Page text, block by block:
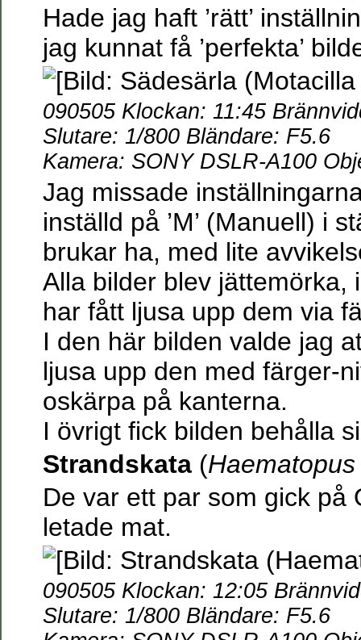
Hade jag haft ’rätt’
jag kunnat få ’perfekta’
090505 Klockan: 11:45
Slutare: 1/800 Bländare: F5.6
Kamera: SONY DSLR-A100
Jag missade
inställd på ’M’ (Manuell) i
brukar ha, med lite
Alla bilder blev jättemörka,
har fått ljusa upp dem via
I den här bilden valde jag
ljusa upp den med färger-
oskärpa på kanterna.
I övrigt fick bilden behålla
Strandskata (
De var ett par som gick på
letade mat.
090505 Klockan: 12:05
Slutare: 1/800 Bländare: F5.6